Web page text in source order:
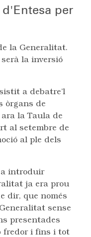
per
la Generalitat.
la inversió
a debatre’l
òrgans de
la Taula de
al setembre de
al ple dels
a introduir
ja era prou
dir, que només
sense
presentades
fredor i fins i tot